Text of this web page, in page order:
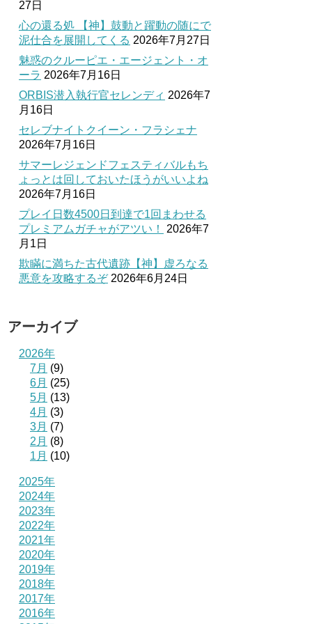
27日
心の還る処 【神】鼓動と躍動の随にで
泥仕合を展開してくる 2026年7月27日
魅惑のクルーピエ・エージェント・オ
ーラ 2026年7月16日
ORBIS潜入執行官セレンディ 2026年7
月16日
セレブナイトクイーン・フラシェナ
2026年7月16日
サマーレジェンドフェスティバルもち
ょっとは回しておいたほうがいいよね
2026年7月16日
プレイ日数4500日到達で1回まわせる
プレミアムガチャがアツい！
2026年7
月1日
欺瞞に満ちた古代遺跡【神】虚ろなる
悪意を攻略するぞ 2026年6月24日
アーカイブ
2026年
7月 (9)
6月 (25)
5月 (13)
4月 (3)
3月 (7)
2月 (8)
1月 (10)
2025年
2024年
2023年
2022年
2021年
2020年
2019年
2018年
2017年
2016年